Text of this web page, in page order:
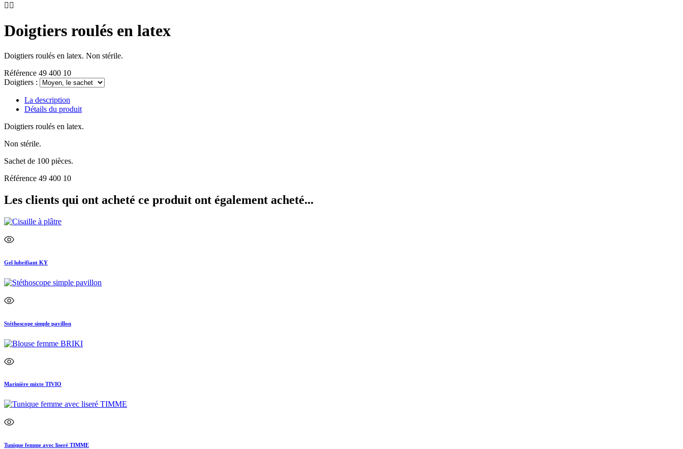
 
Doigtiers roulés en latex
Doigtiers roulés en latex. Non stérile.
Référence 49 400 10
Doigtiers :
La description
Détails du produit
Doigtiers roulés en latex.
Non stérile.
Sachet de 100 pièces.
Référence 49 400 10
Les clients qui ont acheté ce produit ont également acheté...
Gel lubrifiant KY
Stéthoscope simple pavillon
Marinière mixte TIVIO
Tunique femme avec liseré TIMME